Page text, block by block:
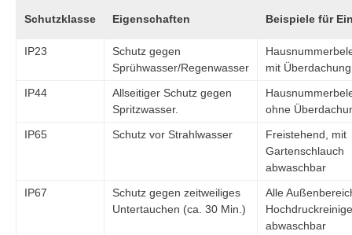
Schutzklasse Eigenschaften Beispiele für
IP23
Schutz gegen
Sprühwasser/Regenwasser
mit Überdachung
IP44
Allseitiger Schutz gegen
Spritzwasser.
ohne
IP65
Schutz vor Strahlwasser
Freistehend, mit
Gartenschlauch
abwaschbar
IP67
Schutz gegen zeitweiliges
Untertauchen (ca. 30 Min.)
Alle
abwaschbar